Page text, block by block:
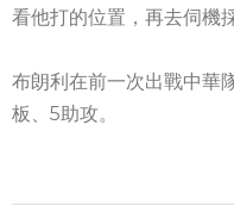
看他打的位置，再去伺機
布朗利在前一次出戰中華
板、5助攻。